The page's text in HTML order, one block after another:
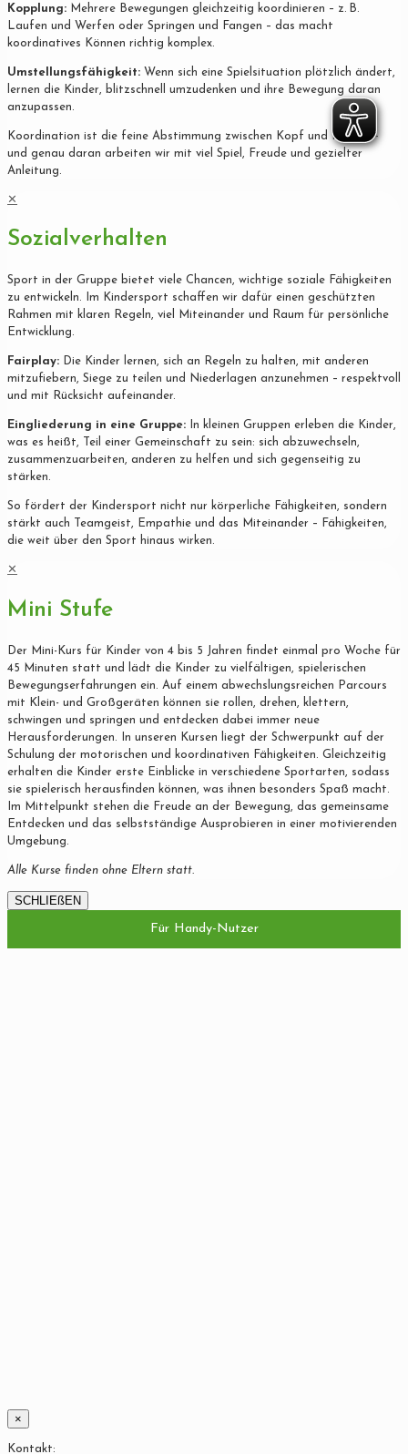
Kopplung: Mehrere Bewegungen gleichzeitig koordinieren – z. B.
Laufen und Werfen oder Springen und Fangen – das macht
koordinatives Können richtig komplex.
Umstellungsfähigkeit: Wenn sich eine Spielsituation plötzlich ändert,
lernen die Kinder, blitzschnell umzudenken und ihre Bewegung daran
anzupassen.
Koordination ist die feine Abstimmung zwischen Kopf und Körper –
und genau daran arbeiten wir mit viel Spiel, Freude und gezielter
Anleitung.
✕
Sozialverhalten
Sport in der Gruppe bietet viele Chancen, wichtige soziale Fähigkeiten
zu entwickeln. Im Kindersport schaffen wir dafür einen geschützten
Rahmen mit klaren Regeln, viel Miteinander und Raum für persönliche
Entwicklung.
Fairplay: Die Kinder lernen, sich an Regeln zu halten, mit anderen
mitzufiebern, Siege zu teilen und Niederlagen anzunehmen – respektvoll
und mit Rücksicht aufeinander.
Eingliederung in eine Gruppe: In kleinen Gruppen erleben die Kinder,
was es heißt, Teil einer Gemeinschaft zu sein: sich abzuwechseln,
zusammenzuarbeiten, anderen zu helfen und sich gegenseitig zu
stärken.
So fördert der Kindersport nicht nur körperliche Fähigkeiten, sondern
stärkt auch Teamgeist, Empathie und das Miteinander – Fähigkeiten,
die weit über den Sport hinaus wirken.
✕
Mini Stufe
Der Mini-Kurs für Kinder von 4 bis 5 Jahren findet einmal pro Woche für
45 Minuten statt und lädt die Kinder zu vielfältigen, spielerischen
Bewegungserfahrungen ein. Auf einem abwechslungsreichen Parcours
mit Klein- und Großgeräten können sie rollen, drehen, klettern,
schwingen und springen und entdecken dabei immer neue
Herausforderungen. In unseren Kursen liegt der Schwerpunkt auf der
Schulung der motorischen und koordinativen Fähigkeiten. Gleichzeitig
erhalten die Kinder erste Einblicke in verschiedene Sportarten, sodass
sie spielerisch herausfinden können, was ihnen besonders Spaß macht.
Im Mittelpunkt stehen die Freude an der Bewegung, das gemeinsame
Entdecken und das selbstständige Ausprobieren in einer motivierenden
Umgebung.
Alle Kurse finden ohne Eltern statt.
SCHLIEßEN
Für Handy-Nutzer
×
Kontakt: